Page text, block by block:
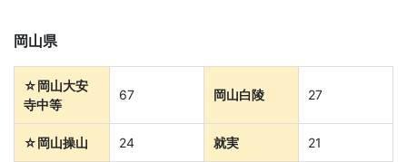
ト】
自
ら
岡山県
☆岡山大安
寺中等
67 岡山白陵 27
☆岡山操山 24 就実 21